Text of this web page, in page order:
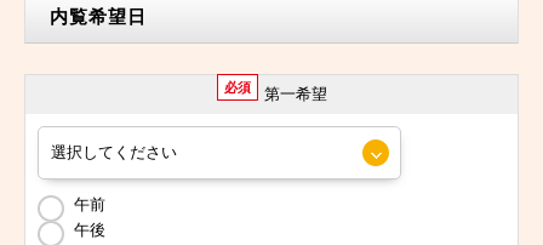
内覧希望日
必須 第一希望
午前
午後